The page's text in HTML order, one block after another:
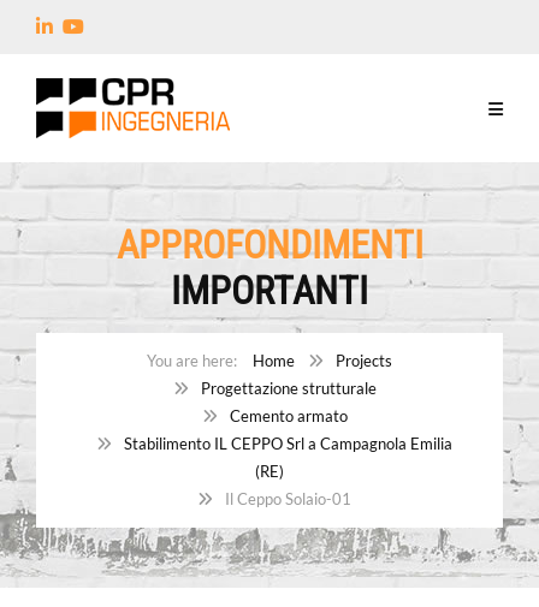
APPROFONDIMENTI
IMPORTANTI
Home
Projects
Progettazione strutturale
Cemento armato
Stabilimento IL CEPPO Srl a Campagnola Emilia
(RE)
Il Ceppo Solaio-01